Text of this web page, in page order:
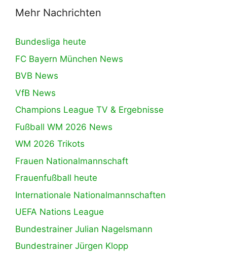
Mehr Nachrichten
Bundesliga heute
FC Bayern München News
BVB News
VfB News
Champions League TV & Ergebnisse
Fußball WM 2026 News
WM 2026 Trikots
Frauen Nationalmannschaft
Frauenfußball heute
Internationale Nationalmannschaften
UEFA Nations League
Bundestrainer Julian Nagelsmann
Bundestrainer Jürgen Klopp